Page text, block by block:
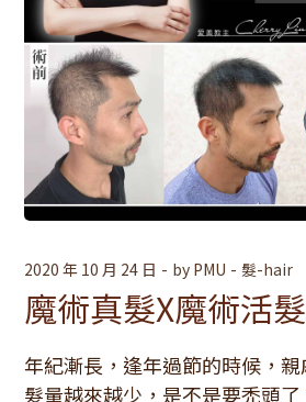
2020 年 10 月 24 日 by PMU 髮-hair
魔術真髮X魔術活髮
年紀漸長，逢年過節的時候，親
髮量越來越少，是不是要禿頭